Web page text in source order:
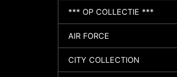
*** OP COLLECTIE ***
AIR FORCE
CITY COLLECTION